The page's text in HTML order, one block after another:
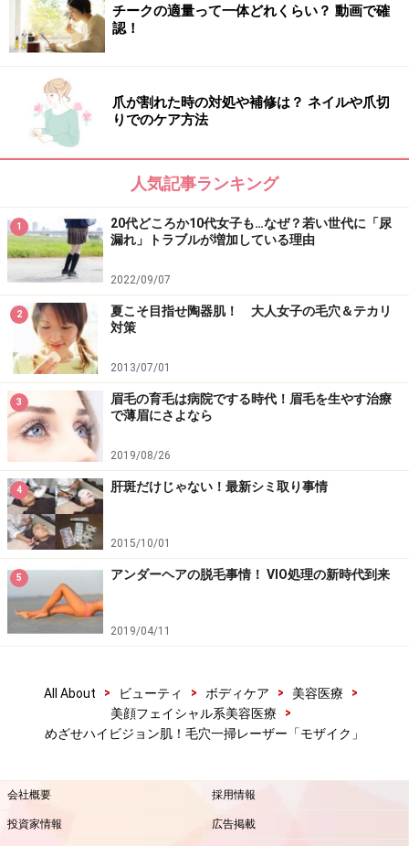
い。
※個人の体質、また、誤った方法による実践に起因して肌荒れや
不調を引き起こす場合があります。実践の際には、必ず自身の体
質及び健康状態を十分に考慮し、正しい方法で行ってください。
チークの適量って一体どれくらい？ 動画で確
認！
爪が割れた時の対処や補修は？ ネイルや爪切
りでのケア方法
人気記事ランキング
1
20代どころか10代女子も…なぜ？若い世代に「尿
漏れ」トラブルが増加している理由
2022/09/07
2
夏こそ目指せ陶器肌！ 大人女子の毛穴＆テカリ
対策
2013/07/01
3
眉毛の育毛は病院でする時代！眉毛を生やす治療
で薄眉にさよなら
2019/08/26
4 肝斑だけじゃない！最新シミ取り事情
2015/10/01
5 アンダーヘアの脱毛事情！ VIO処理の新時代到来
2019/04/11
All About > ビューティ > ボディケア > 美容医療
>
美顔フェイシャル系美容医療
>
めざせハイビジョン肌！毛穴一掃レーザー「モザイク」
会社概要 採用情報
投資家情報 広告掲載